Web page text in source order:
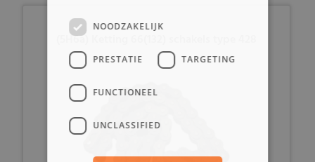
(5H6a) Ketting 66(132) schakels type 428
NOODZAKELIJK
PRESTATIE TARGETING
FUNCTIONEEL
UNCLASSIFIED